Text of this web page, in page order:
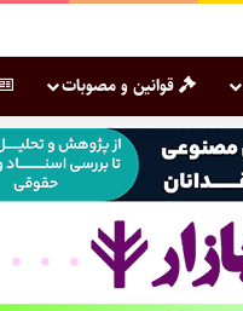
قوانین و مصوبات